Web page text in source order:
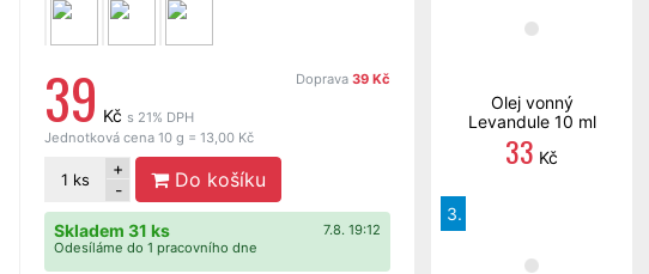
Doprava 39 Kč
39 Kč s 21% DPH
Jednotková cena 10 g = 13,00 Kč
1 ks
+
-
Do košíku
7.8. 19:12
Skladem 31 ks
Odesíláme do 1 pracovního dne
Olej vonný
Levandule 10 ml
33 Kč
3.